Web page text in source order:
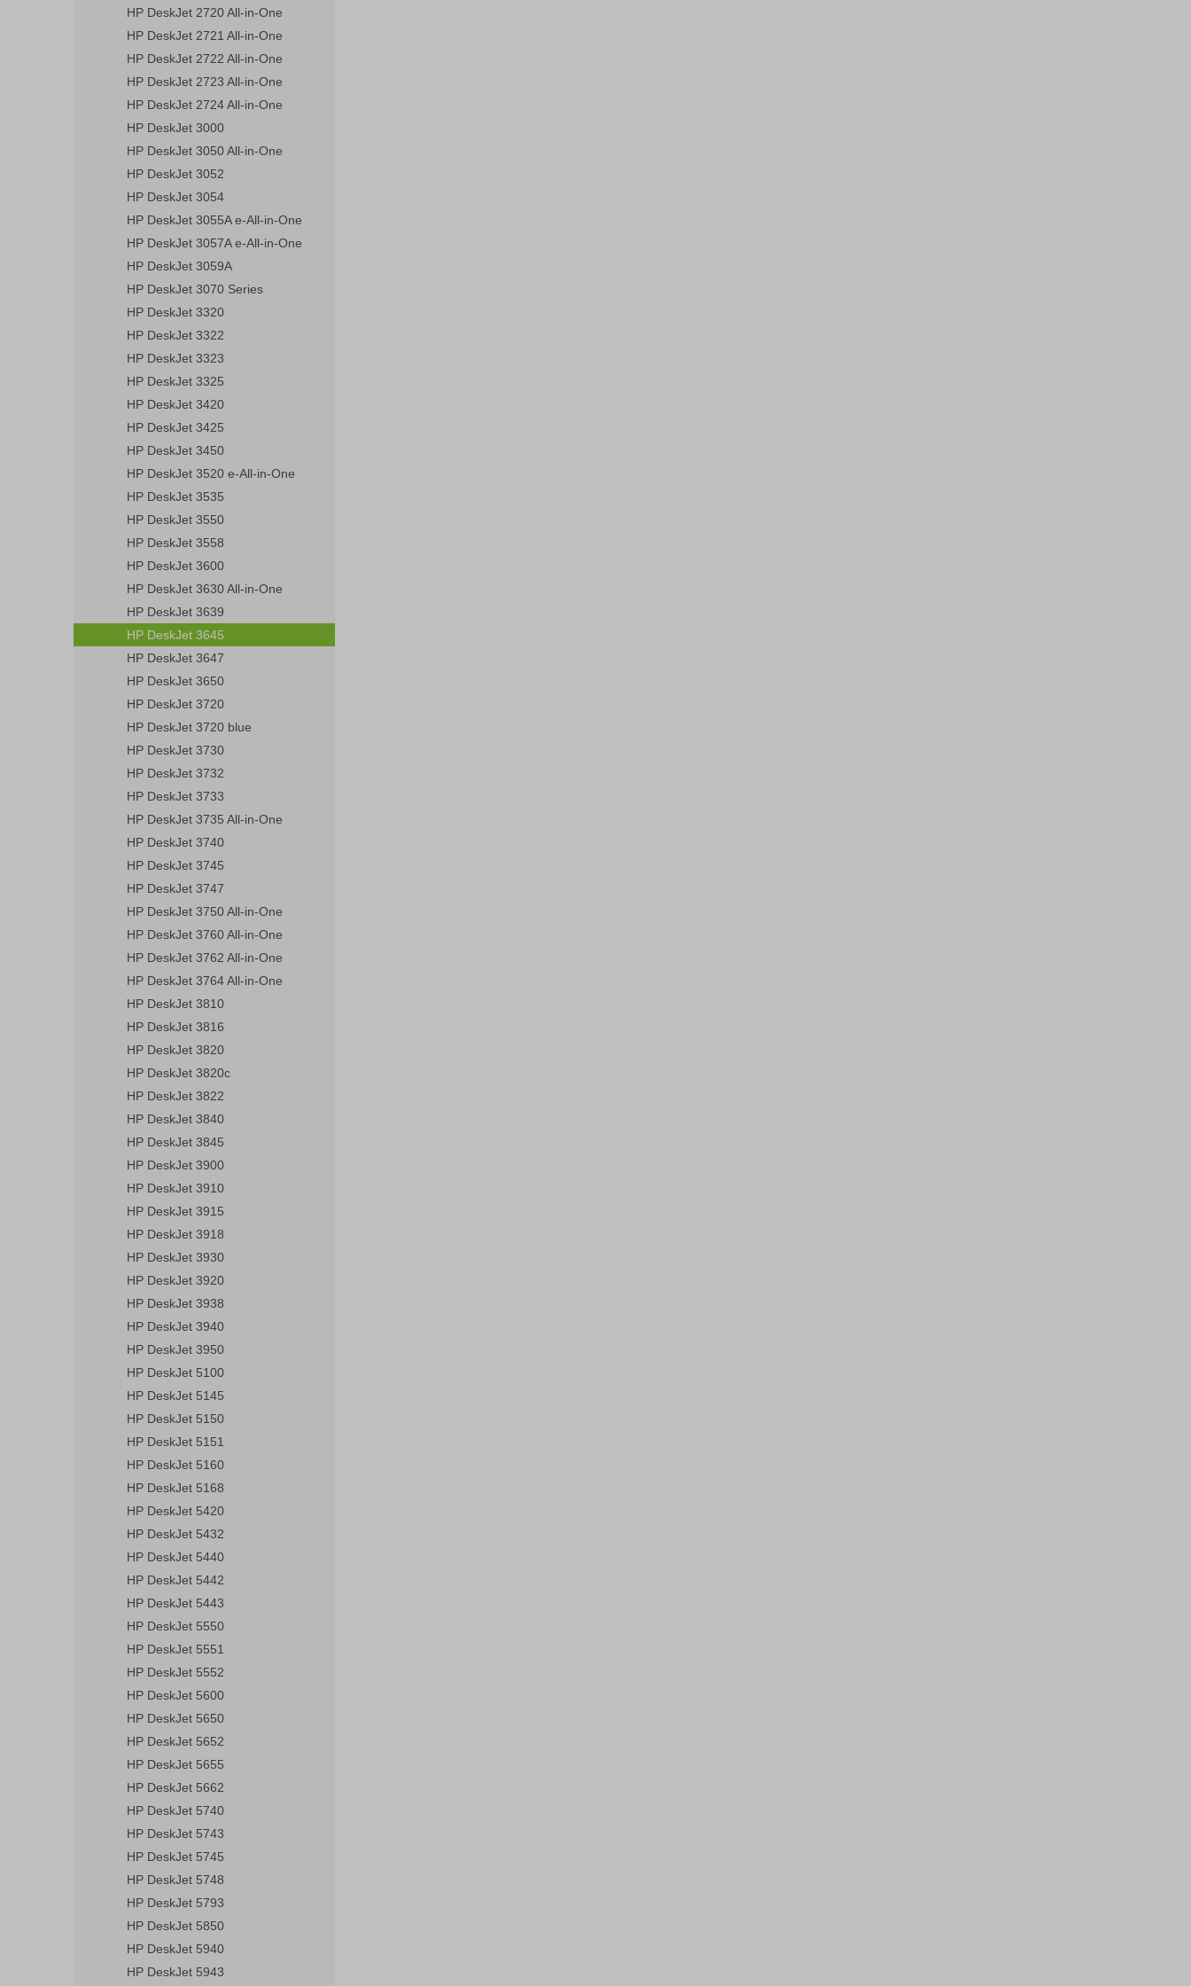
HP DeskJet 2720 All-in-One
HP DeskJet 2721 All-in-One
HP DeskJet 2722 All-in-One
HP DeskJet 2723 All-in-One
HP DeskJet 2724 All-in-One
HP DeskJet 3000
HP DeskJet 3050 All-in-One
HP DeskJet 3052
HP DeskJet 3054
HP DeskJet 3055A e-All-in-One
HP DeskJet 3057A e-All-in-One
HP DeskJet 3059A
HP DeskJet 3070 Series
HP DeskJet 3320
HP DeskJet 3322
HP DeskJet 3323
HP DeskJet 3325
HP DeskJet 3420
HP DeskJet 3425
HP DeskJet 3450
HP DeskJet 3520 e-All-in-One
HP DeskJet 3535
HP DeskJet 3550
HP DeskJet 3558
HP DeskJet 3600
HP DeskJet 3630 All-in-One
HP DeskJet 3639
HP DeskJet 3645
HP DeskJet 3647
HP DeskJet 3650
HP DeskJet 3720
HP DeskJet 3720 blue
HP DeskJet 3730
HP DeskJet 3732
HP DeskJet 3733
HP DeskJet 3735 All-in-One
HP DeskJet 3740
HP DeskJet 3745
HP DeskJet 3747
HP DeskJet 3750 All-in-One
HP DeskJet 3760 All-in-One
HP DeskJet 3762 All-in-One
HP DeskJet 3764 All-in-One
HP DeskJet 3810
HP DeskJet 3816
HP DeskJet 3820
HP DeskJet 3820c
HP DeskJet 3822
HP DeskJet 3840
HP DeskJet 3845
HP DeskJet 3900
HP DeskJet 3910
HP DeskJet 3915
HP DeskJet 3918
HP DeskJet 3930
HP DeskJet 3920
HP DeskJet 3938
HP DeskJet 3940
HP DeskJet 3950
HP DeskJet 5100
HP DeskJet 5145
HP DeskJet 5150
HP DeskJet 5151
HP DeskJet 5160
HP DeskJet 5168
HP DeskJet 5420
HP DeskJet 5432
HP DeskJet 5440
HP DeskJet 5442
HP DeskJet 5443
HP DeskJet 5550
HP DeskJet 5551
HP DeskJet 5552
HP DeskJet 5600
HP DeskJet 5650
HP DeskJet 5652
HP DeskJet 5655
HP DeskJet 5662
HP DeskJet 5740
HP DeskJet 5743
HP DeskJet 5745
HP DeskJet 5748
HP DeskJet 5793
HP DeskJet 5850
HP DeskJet 5940
HP DeskJet 5943